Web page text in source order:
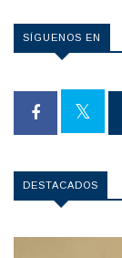
SÍGUENOS EN
DESTACADOS